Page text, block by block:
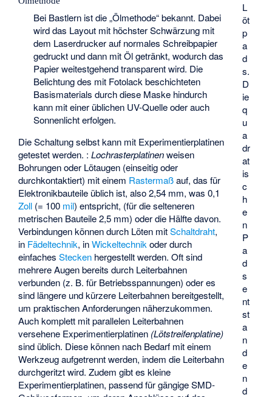
L
öt
p
a
d
s.
D
ie
q
u
a
dr
at
is
c
h
e
n
P
a
d
s
e
nt
st
a
n
d
e
n
d
Bei Bastlern ist die „Ölmethode“ bekannt. Dabei
wird das Layout mit höchster Schwärzung mit
dem Laserdrucker auf normales Schreibpapier
gedruckt und dann mit Öl getränkt, wodurch das
Papier weitestgehend transparent wird. Die
Belichtung des mit Fotolack beschichteten
Basismaterials durch diese Maske hindurch
kann mit einer üblichen UV-Quelle oder auch
Sonnenlicht erfolgen.
Die Schaltung selbst kann mit Experimentierplatinen
getestet werden. :Lochrasterplatinenweisen
Bohrungen oder Lötaugen (einseitig oder
durchkontaktiert) mit einem Rastermaßauf, das für
Elektronikbauteile üblich ist, also 2,54 mm, was 0,1
Zoll (= 100 mil) entspricht, (für die selteneren
metrischen Bauteile 2,5 mm) oder die Hälfte davon.
Verbindungen können durch Löten mitSchaltdraht,
in Fädeltechnik, inWickeltechnik oder durch
einfachesStecken hergestellt werden. Oft sind
mehrere Augen bereits durch Leiterbahnen
verbunden (z. B. für Betriebsspannungen) oder es
sind längere und kürzere Leiterbahnen bereitgestellt,
um praktischen Anforderungen näherzukommen.
Auch komplett mit parallelen Leiterbahnen
versehene Experimentierplatinen (Lötstreifenplatine)
sind üblich. Diese können nach Bedarf mit einem
Werkzeug aufgetrennt werden, indem die Leiterbahn
durchgeritzt wird. Zudem gibt es kleine
Experimentierplatinen, passend für gängige SMD-